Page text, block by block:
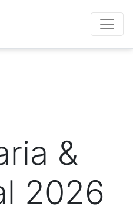
&
2026